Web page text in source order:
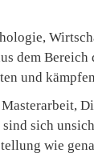
dem Bereich
und
sich
wie